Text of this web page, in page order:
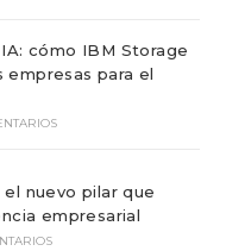
cómo IBM Storage
empresas para el
nuevo pilar que
empresarial